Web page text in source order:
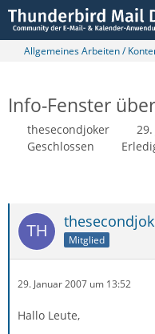
Allgemeines Arbeiten /
Info-Fenster
thesecondjoker
Geschlossen
Mitglied
29. Januar 2007 um 13:52
Hallo Leute,